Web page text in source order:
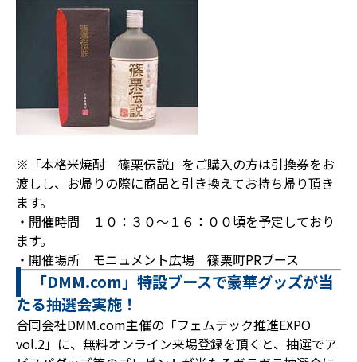
※「本格米焼酎 篠栗伝説」をご購入の方は引換券をお
渡しし、お帰りの際に商品と引き換えてお持ち帰り頂き
ます。
・開催時間 １０：３０～１６：００頃を予定しており
ます。
・開催場所 モニュメント広場 篠栗町PRブース
「DMM.com」特設ブースで豪華グッズが当
たる抽選会実施！
合同会社DMM.com主催の「フェムテック推進EXPO
vol.2」に、無料オンライン来場登録を頂くと、抽選でア